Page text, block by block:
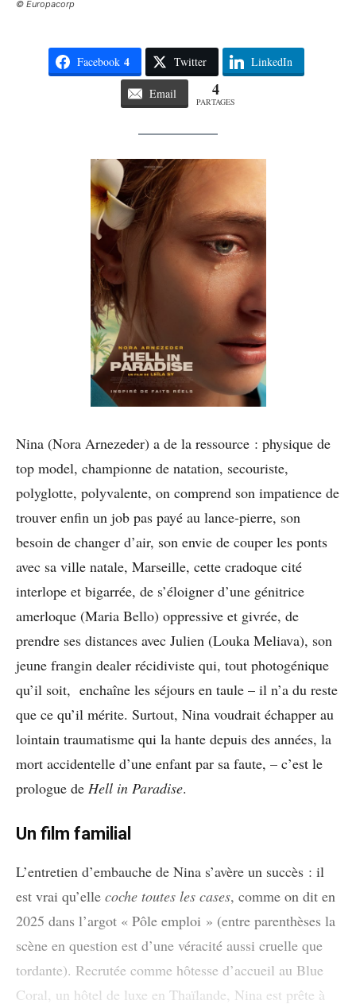
© Europacorp
Facebook 4 Twitter LinkedIn
Email 4
PARTAGES
Nina (Nora Arnezeder) a de la ressource : physique de
top model, championne de natation, secouriste,
polyglotte, polyvalente, on comprend son impatience de
trouver enfin un job pas payé au lance-pierre, son
besoin de changer d’air, son envie de couper les ponts
avec sa ville natale, Marseille, cette cradoque cité
interlope et bigarrée, de s’éloigner d’une génitrice
amerloque (Maria Bello) oppressive et givrée, de
prendre ses distances avec Julien (Louka Meliava), son
jeune frangin dealer récidiviste qui, tout photogénique
qu’il soit, enchaîne les séjours en taule – il n’a du reste
que ce qu’il mérite. Surtout, Nina voudrait échapper au
lointain traumatisme qui la hante depuis des années, la
mort accidentelle d’une enfant par sa faute, – c’est le
prologue de Hell in Paradise.
Un film familial
L’entretien d’embauche de Nina s’avère un succès : il
est vrai qu’elle coche toutes les cases, comme on dit en
2025 dans l’argot « Pôle emploi » (entre parenthèses la
scène en question est d’une véracité aussi cruelle que
tordante). Recrutée comme hôtesse d’accueil au Blue
Coral, un hôtel de luxe en Thaïlande, Nina est prête à